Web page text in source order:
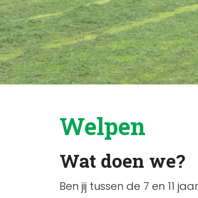
Welpen
Wat doen we?
Ben jij tussen de 7 en 11